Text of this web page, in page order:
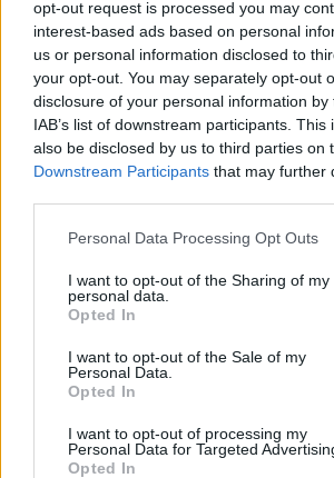
opt-out request is processed you may
interest-based ads based on personal
us or personal information disclosed to
your opt-out. You may separately opt-out
disclosure of your personal information
IAB’s list of downstream participants.
also be disclosed by us to third parties on
Downstream Participants that may further
Personal Data Processing Opt Outs
I want to opt-out of the Sharing of my
personal data.
Opted In
I want to opt-out of the Sale of my
Personal Data.
Opted In
I want to opt-out of processing my
Personal Data for Targeted
Opted In
Σχετικά Άρθρα